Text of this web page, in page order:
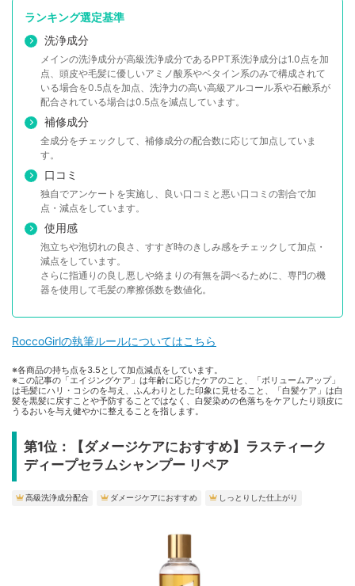
ランキング選定基準
洗浄成分
メインの洗浄成分が高級洗浄成分であるPPT系洗浄成分は1.0点を加
点、頭皮や毛髪に優しいアミノ酸系やベタイン系のみで構成されて
いる場合を0.5点を加点、洗浄力の高い高級アルコール系や石鹸系が
配合されている場合は0.5点を減点しています。
補修成分
全成分をチェックして、補修成分の配合数に応じて加点していま
す。
口コミ
独自でアンケートを実施し、良い口コミと悪い口コミの割合で加
点・減点をしています。
使用感
泡立ちや泡切れの良さ、すすぎ時のきしみ感をチェックして加点・
減点をしています。
さらに指通りの良し悪しや絡まりの有無を調べるために、専門の機
器を使用して毛髪の摩擦係数を数値化。
RoccoGirlの執筆ルールについてはこちら
※各商品の持ち点を3.5として加点減点をしています。
※この記事の「エイジングケア」は年齢に応じたケアのこと、「ボリュームアップ」
は毛髪にハリ・コシのを与え、ふんわりとした印象に見せること、「白髪ケア」は白
髪を黒髪に戻すことや予防することではなく、白髪染めの色落ちをケアしたり頭皮に
うるおいを与え健やかに整えることを指します。
第1位：【ダメージケアにおすすめ】ラスティーク
ディープセラムシャンプー リペア
高級洗浄成分配合 ダメージケアにおすすめ しっとりした仕上がり